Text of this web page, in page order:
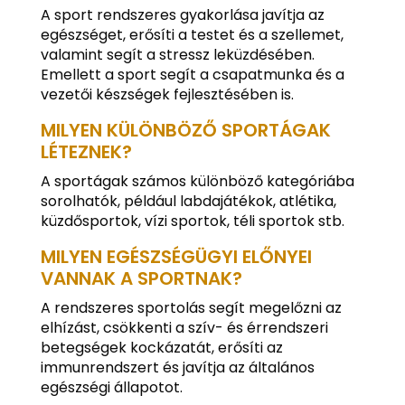
A sport rendszeres gyakorlása javítja az
egészséget, erősíti a testet és a szellemet,
valamint segít a stressz leküzdésében.
Emellett a sport segít a csapatmunka és a
vezetői készségek fejlesztésében is.
MILYEN KÜLÖNBÖZŐ SPORTÁGAK
LÉTEZNEK?
A sportágak számos különböző kategóriába
sorolhatók, például labdajátékok, atlétika,
küzdősportok, vízi sportok, téli sportok stb.
MILYEN EGÉSZSÉGÜGYI ELŐNYEI
VANNAK A SPORTNAK?
A rendszeres sportolás segít megelőzni az
elhízást, csökkenti a szív- és érrendszeri
betegségek kockázatát, erősíti az
immunrendszert és javítja az általános
egészségi állapotot.